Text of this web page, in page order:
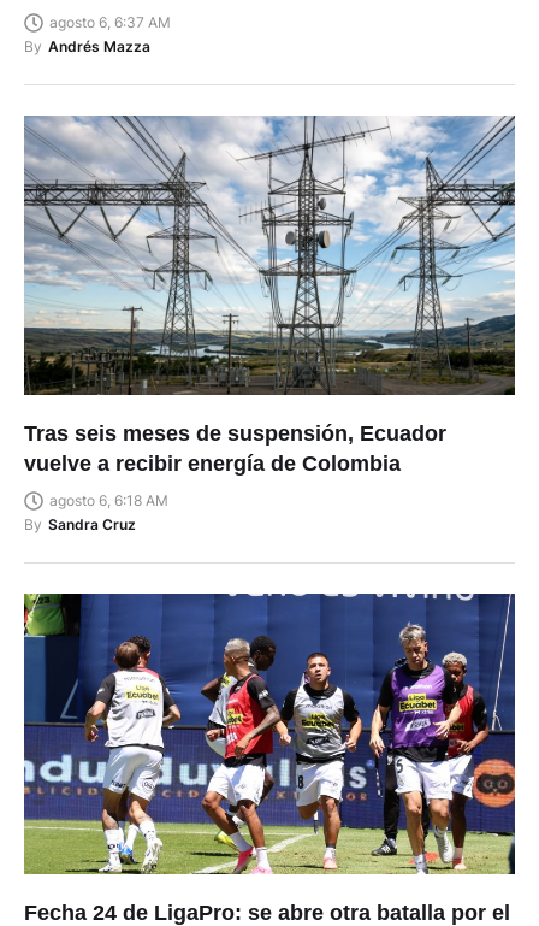
agosto 6, 6:37 AM
By Andrés Mazza
Tras seis meses de suspensión, Ecuador
vuelve a recibir energía de Colombia
agosto 6, 6:18 AM
By Sandra Cruz
Fecha 24 de LigaPro: se abre otra batalla por el